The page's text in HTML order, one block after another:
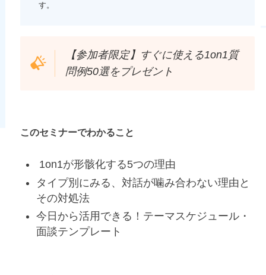
す。
【参加者限定】すぐに使える1on1質
問例50選をプレゼント
このセミナーでわかること
1on1が形骸化する5つの理由
タイプ別にみる、対話が噛み合わない理由と
その対処法
今日から活用できる！テーマスケジュール・
面談テンプレート